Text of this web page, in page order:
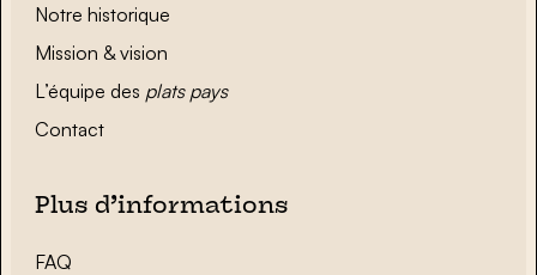
Notre historique
Mission & vision
L’équipe des plats pays
Contact
Plus d’informations
FAQ